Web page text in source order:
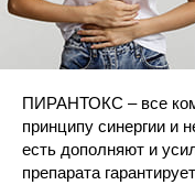
ПИРАНТОКС – все
принципу синергии и
есть дополняют и
препарата